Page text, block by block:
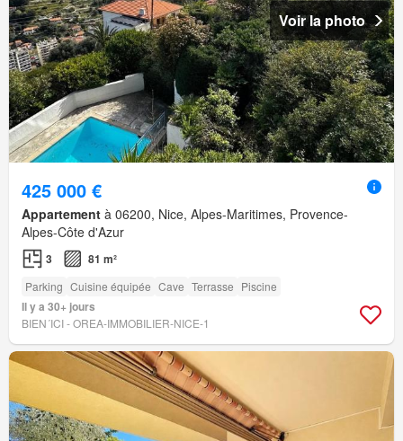
Voir la photo
425 000 €
Appartement à 06200, Nice, Alpes-Maritimes, Provence-
Alpes-Côte d'Azur
3 81 m²
Parking Cuisine équipée Cave Terrasse Piscine
Il y a 30+ jours
BIEN´ICI - OREA-IMMOBILIER-NICE-1